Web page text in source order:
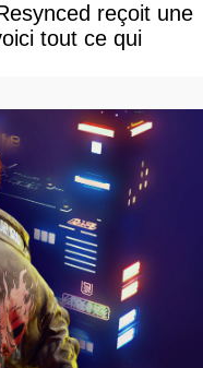
reçoit une
tout ce qui